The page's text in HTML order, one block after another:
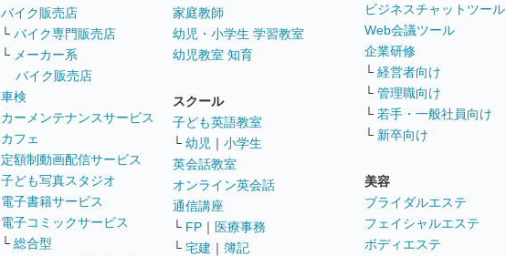
バイク販売店
└ バイク専門販売店
└ メーカー系
バイク販売店
車検
カーメンテナンスサービス
カフェ
定額制動画配信サービス
子ども写真スタジオ
電子書籍サービス
電子コミックサービス
└ 総合型
家庭教師
幼児・小学生 学習教室
幼児教室 知育
スクール
子ども英語教室
└ 幼児 ｜ 小学生
英会話教室
オンライン英会話
通信講座
└ FP ｜ 医療事務
└ 宅建 ｜ 簿記
ビジネスチャットツール
Web会議ツール
企業研修
└ 経営者向け
└ 管理職向け
└ 若手・一般社員向け
└ 新卒向け
美容
ブライダルエステ
フェイシャルエステ
ボディエステ